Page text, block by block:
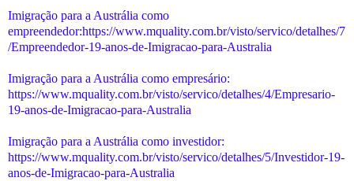
Imigração para a Austrália como
empreendedor:https://www.mquality.com.br/visto/servico/detalhes/7
/Empreendedor-19-anos-de-Imigracao-para-Australia
Imigração para a Austrália como empresário:
https://www.mquality.com.br/visto/servico/detalhes/4/Empresario-
19-anos-de-Imigracao-para-Australia
Imigração para a Austrália como investidor:
https://www.mquality.com.br/visto/servico/detalhes/5/Investidor-19-
anos-de-Imigracao-para-Australia